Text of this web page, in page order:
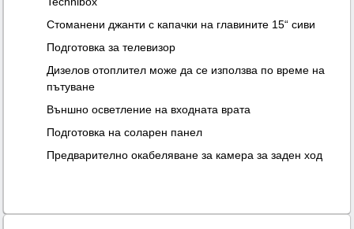
Стоманени джанти с капачки на главините 15“ сиви
Подготовка за телевизор
Дизелов отоплител може да се използва по време на
пътуване
Външно осветление на входната врата
Подготовка на соларен панел
Предварително окабеляване за камера за заден ход